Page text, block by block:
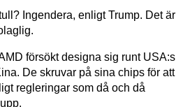
Ingendera, enligt Trump. Det är
försökt designa sig runt USA:s
De skruvar på sina chips för att
regleringar som då och då
upp.